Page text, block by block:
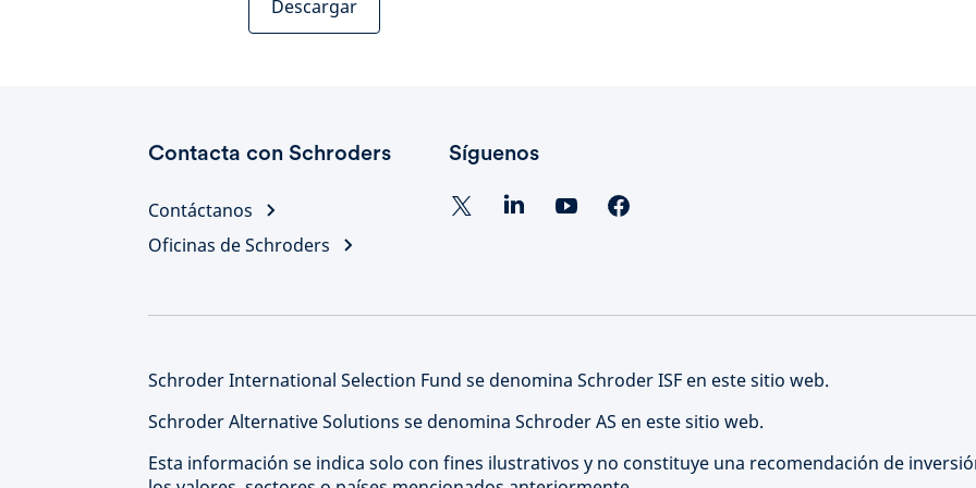
Descargar
Contacta con Schroders
Contáctanos
Oficinas de Schroders
Síguenos
Schroder International Selection Fund se denomina Schroder ISF en este sitio web.
Schroder Alternative Solutions se denomina Schroder AS en este sitio web.
Esta información se indica solo con fines ilustrativos y no constituye una recomendación de